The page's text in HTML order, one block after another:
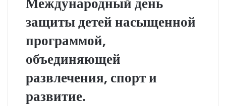
защиты детей насыщенной
программой,
объединяющей
развлечения, спорт и
развитие.